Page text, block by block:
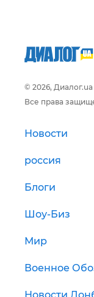
© 2026, Диалог.ua
Все права
Новости
россия
Блоги
Шоу-Биз
Мир
Военное